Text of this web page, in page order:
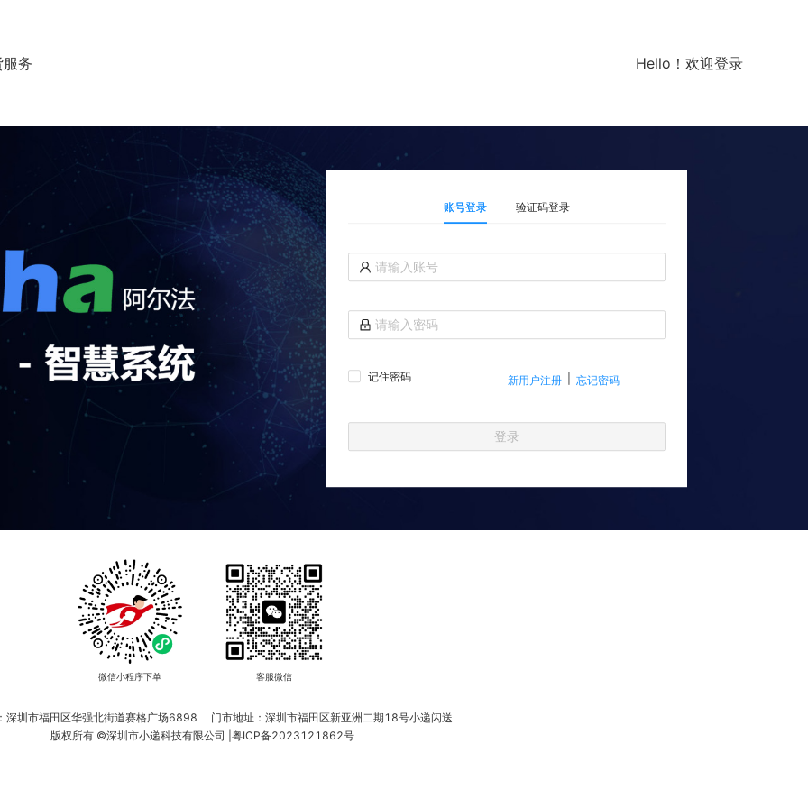
务 Hello！欢迎登录
账号登录 验证码登录
记住密码 新用户注册 忘记密码
登录
微信小程序下单 客服微信
深圳市福田区华强北街道赛格广场6898
门市地址：深圳市福田区新亚洲二期18号小递闪送
版权所有 ©深圳市小递科技有限公司 | 粤ICP备2023121862号